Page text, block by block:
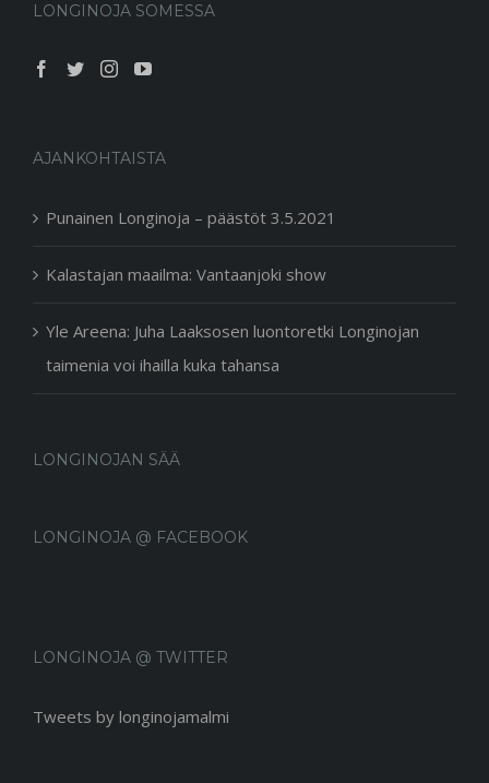
LONGINOJA SOMESSA
AJANKOHTAISTA
Punainen Longinoja – päästöt 3.5.2021
Kalastajan maailma: Vantaanjoki show
Yle Areena: Juha Laaksosen luontoretki Longinojan
taimenia voi ihailla kuka tahansa
LONGINOJAN SÄÄ
LONGINOJA @ FACEBOOK
LONGINOJA @ TWITTER
Tweets by longinojamalmi